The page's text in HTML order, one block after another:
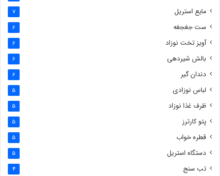
مایع استریل 7
ست جغجغه 6
آویز تخت نوزاد 6
بالش شیردهی 6
دندان گیر 6
لباس نوزادی 5
ظرف غذا نوزاد 5
پتو کارترز 5
قطره خواب 5
دستگاه استریل 5
تب سنج 4